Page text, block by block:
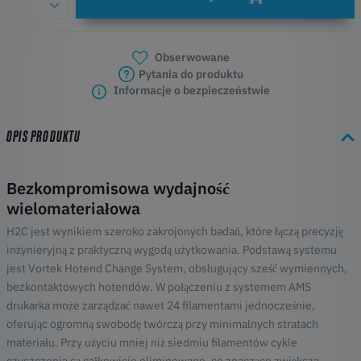
Obserwowane
Pytania do produktu
Informacje o bezpieczeństwie
OPIS PRODUKTU
Bezkompromisowa wydajność
wielomateriałowa
H2C jest wynikiem szeroko zakrojonych badań, które łączą precyzję
inżynieryjną z praktyczną wygodą użytkowania. Podstawą systemu
jest Vortek Hotend Change System, obsługujący sześć wymiennych,
bezkontaktowych hotendów. W połączeniu z systemem AMS
drukarka może zarządzać nawet 24 filamentami jednocześnie,
oferując ogromną swobodę twórczą przy minimalnych stratach
materiału. Przy użyciu mniej niż siedmiu filamentów cykle